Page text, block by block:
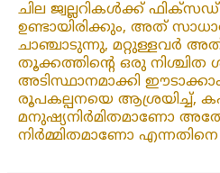
ചില ജ്വല്ലറികൾക്ക്
ഉണ്ടായിരിക്കും, അത്
ചാഞ്ചാടുന്നു, മറ്റുള്ളവർ
തൂക്കത്തിന്റെ ഒരു നിശ്ചിത
അടിസ്ഥാനമാക്കി
രൂപകല്പനയെ ആശ്രയിച്ച്,
മനുഷ്യനിർമിതമാണോ
നിർമ്മിതമാണോ എന്നതിനെ